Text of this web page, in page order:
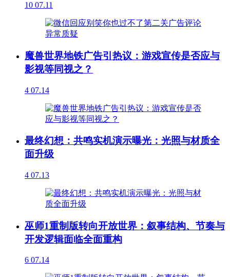
10 07.11
魔兽世界地铁广告引热议：游戏宣传是否应与
影视等同视之？
4 07.14
最终幻想：共鸣实机演示曝光：光照与材质全
面升级
4 07.13
巫师1重制版转向开放世界：叙事结构、节奏与
开发逻辑面临全面重构
6 07.14